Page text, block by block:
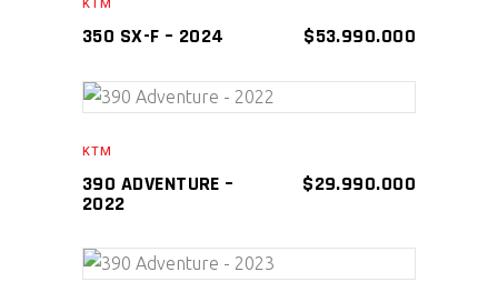
KTM
350 SX-F – 2024 $53.990.000
KTM
390 ADVENTURE –
2022
$29.990.000